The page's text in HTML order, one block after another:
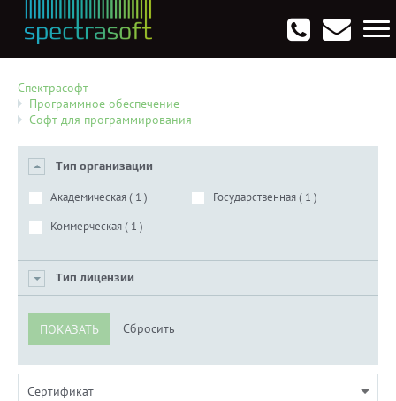
Спектрасофт
Программное обеспечение
Софт для программирования
Тип организации
Академическая ( 1 ) Государственная ( 1)
Коммерческая ( 1 )
Тип лицензии
Сертификат